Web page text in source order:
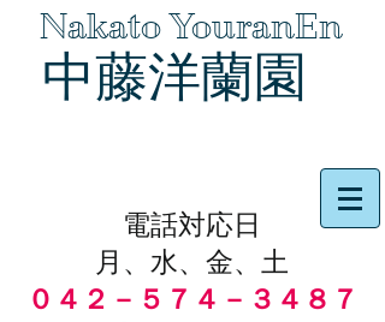
Nakato YouranEn
中藤洋蘭園
電話対応日
月、水、金、土
０４２－５７４－３４８７